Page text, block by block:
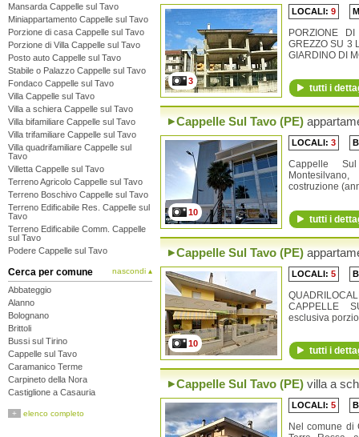
Mansarda Cappelle sul Tavo
Miniappartamento Cappelle sul Tavo
Porzione di casa Cappelle sul Tavo
Porzione di Villa Cappelle sul Tavo
Posto auto Cappelle sul Tavo
Stabile o Palazzo Cappelle sul Tavo
Fondaco Cappelle sul Tavo
Villa Cappelle sul Tavo
Villa a schiera Cappelle sul Tavo
Villa bifamiliare Cappelle sul Tavo
Villa trifamiliare Cappelle sul Tavo
Villa quadrifamiliare Cappelle sul
Tavo
Villetta Cappelle sul Tavo
Terreno Agricolo Cappelle sul Tavo
Terreno Boschivo Cappelle sul Tavo
Terreno Edificabile Res. Cappelle sul
Tavo
Terreno Edificabile Comm. Cappelle
sul Tavo
Podere Cappelle sul Tavo
Cerca per comune nascondi ▴
Abbateggio
Alanno
Bolognano
Brittoli
Bussi sul Tirino
Cappelle sul Tavo
Caramanico Terme
Carpineto della Nora
Castiglione a Casauria
Cepagatti
+ elenco completo
LOCALI: 9 M
PORZIONE
GREZZO SU 3
GIARDINO DI
3
tutti i
Cappelle Sul Tavo (PE)
LOCALI: 3
Cappelle
costruzione
10
tutti i
Cappelle Sul Tavo (PE)
LOCALI: 5
CAPPELLE
esclusiva
10
tutti i
Cappelle Sul Tavo (PE) villa a
LOCALI: 5
Nel comune di